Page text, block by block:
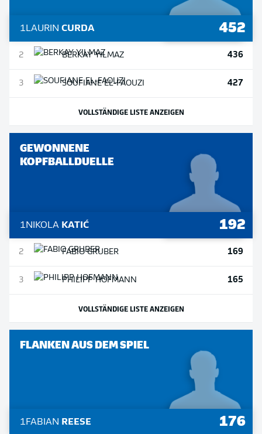
1LAURIN CURDA 452
2 BERKAYYILMAZ 436
3 SOUFIANEEL-FAOUZI 427
VOLLSTÄNDIGE LISTE ANZEIGEN
GEWONNENE
KOPFBALLDUELLE
1NIKOLA KATIĆ 192
2 FABIOGRUBER 169
3 PHILIPPHOFMANN 165
VOLLSTÄNDIGE LISTE ANZEIGEN
FLANKEN AUS DEM SPIEL
1FABIAN REESE 176